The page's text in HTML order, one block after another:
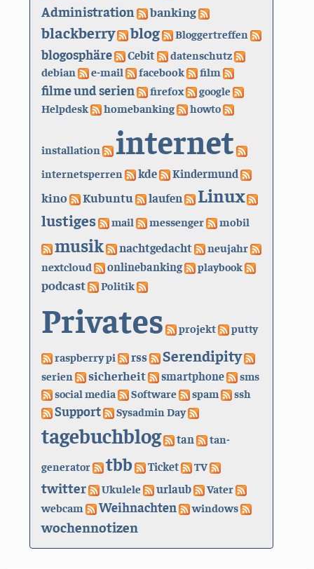
Administration banking
blackberry blog Bloggertreffen
blogosphäre Cebit datenschutz
debian e-mail facebook film
filme und serien firefox
google
Helpdesk
homebanking howto
installation internet
internetsperren kde Kindermund
kino Kubuntu laufen Linux
lustiges mail messenger mobil
musik nachtgedacht neujahr
nextcloud onlinebanking playbook
podcast Politik
Privates projekt putty
raspberry pi rss Serendipity
serien sicherheit smartphone
sms
social media
Software spam ssh
Support Sysadmin Day
tagebuchblog tan
tan-
generator
tbb Ticket TV
twitter Ukulele urlaub
Vater
webcam
Weihnachten windows
wochennotizen